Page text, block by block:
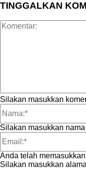
TINGGALKAN
Silakan masukkan
Silakan masukkan
Anda telah
Silakan masukkan